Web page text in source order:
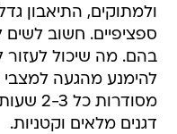
ולמתוקים, התיאבון
ספציפיים. חשוב לשים
בהם. מה שיכול
להימנע מהגעה למצבי
דגנים מלאים וקטניות.